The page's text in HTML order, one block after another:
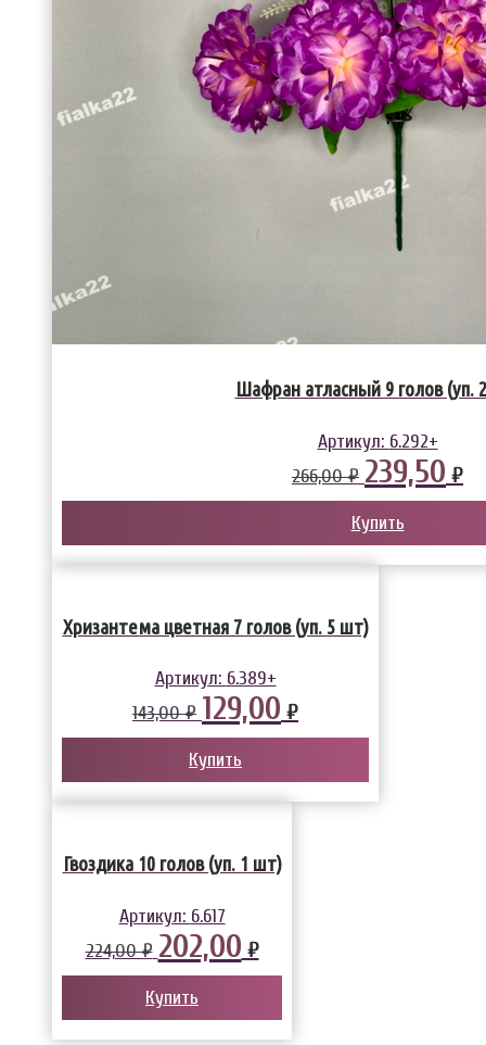
Шафран атласный 9 голов (уп.
Артикул: 6.292+
266,00 ₽ 239,50 ₽
Купить
Хризантема цветная 7 голов (уп. 5 шт)
Артикул: 6.389+
143,00 ₽ 129,00 ₽
Купить
Гвоздика 10 голов (уп. 1 шт)
Артикул: 6.617
224,00 ₽ 202,00 ₽
Купить